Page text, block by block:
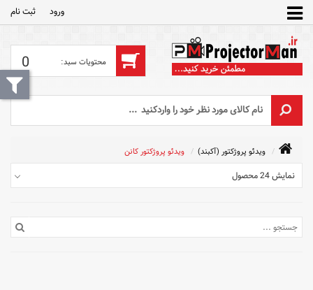
ورود ثبت‌ نام
0
ویدئو پروژکتور (آکبند) ویدئو پروژکتور کانن
نمایش 24 محصول